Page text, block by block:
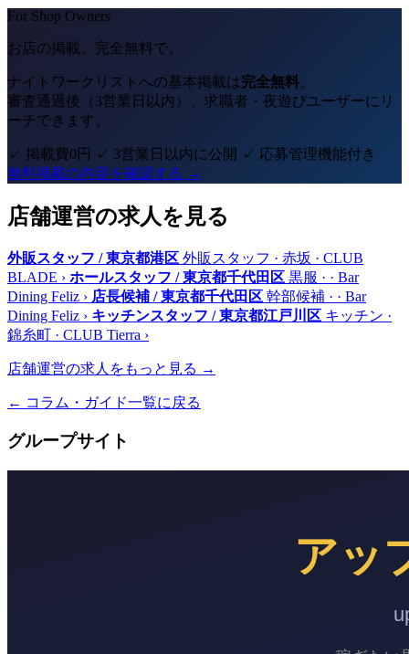
For Shop Owners
お店の掲載、完全無料で。
ナイトワークリストへの基本掲載は完全無料。
審査通過後（3営業日以内）、求職者・夜遊びユーザーにリ
ーチできます。
✓ 掲載費0円 ✓ 3営業日以内に公開 ✓ 応募管理機能付き
無料掲載の内容を確認する →
店舗運営の求人を見る
外販スタッフ / 東京都港区 外販スタッフ · 赤坂 · CLUB
BLADE › ホールスタッフ / 東京都千代田区 黒服 · · Bar
Dining Feliz › 店長候補 / 東京都千代田区 幹部候補 · · Bar
Dining Feliz › キッチンスタッフ / 東京都江戸川区 キッチン ·
錦糸町 · CLUB Tierra ›
店舗運営の求人をもっと見る →
← コラム・ガイド一覧に戻る
グループサイト